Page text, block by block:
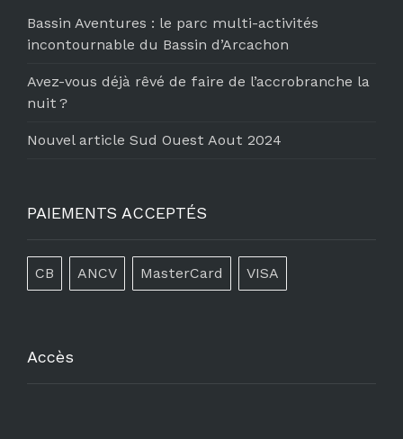
Bassin Aventures : le parc multi-activités
incontournable du Bassin d’Arcachon
Avez-vous déjà rêvé de faire de l’accrobranche la
nuit ?
Nouvel article Sud Ouest Aout 2024
PAIEMENTS ACCEPTÉS
CB ANCV MasterCard VISA
Accès